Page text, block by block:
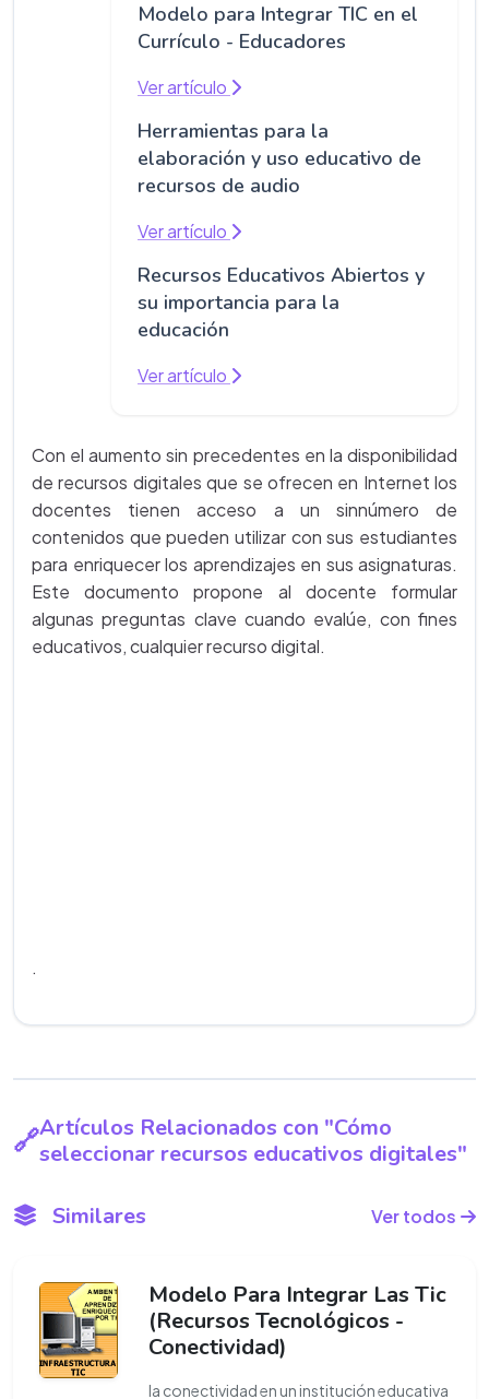
Modelo para Integrar TIC en el
Currículo - Educadores
Ver artículo
Herramientas para la
elaboración y uso educativo de
recursos de audio
Ver artículo
Recursos Educativos Abiertos y
su importancia para la
educación
Ver artículo
Con el aumento sin precedentes en la disponibilidad
de recursos digitales que se ofrecen en Internet los
docentes tienen acceso a un sinnúmero de
contenidos que pueden utilizar con sus estudiantes
para enriquecer los aprendizajes en sus asignaturas.
Este documento propone al docente formular
algunas preguntas clave cuando evalúe, con fines
educativos, cualquier recurso digital.
.
Artículos Relacionados con "Cómo
seleccionar recursos educativos digitales"
Similares Ver todos
Modelo Para Integrar Las Tic
(Recursos Tecnológicos -
Conectividad)
la conectividad en un institución educativa